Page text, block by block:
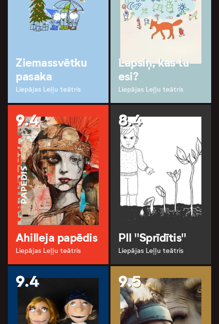
Ziemassvētku
pasaka
Liepājas Leļļu teātris
Lapsiņ, kas tu
esi?
Liepājas Leļļu teātris
9.4
Ahilleja papēdis
Liepājas Leļļu teātris
8.4
PII "Sprīdītis"
Liepājas Leļļu teātris
9.4 9.5